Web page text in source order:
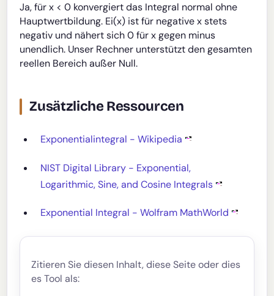
Ja, für x < 0 konvergiert das Integral normal ohne
Hauptwertbildung. Ei(x) ist für negative x stets
negativ und nähert sich 0 für x gegen minus
unendlich. Unser Rechner unterstützt den gesamten
reellen Bereich außer Null.
Zusätzliche Ressourcen
Exponentialintegral - Wikipedia
NIST Digital Library - Exponential,
Logarithmic, Sine, and Cosine Integrals
Exponential Integral - Wolfram MathWorld
Zitieren Sie diesen Inhalt, diese Seite oder dies
es Tool als: